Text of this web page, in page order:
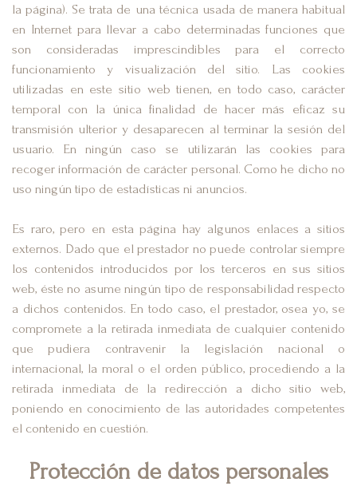
la página). Se trata de una técnica usada de manera habitual
en Internet para llevar a cabo determinadas funciones que
son consideradas imprescindibles para el correcto
funcionamiento y visualización del sitio. Las cookies
utilizadas en este sitio web tienen, en todo caso, carácter
temporal con la única finalidad de hacer más eficaz su
transmisión ulterior y desaparecen al terminar la sesión del
usuario. En ningún caso se utilizarán las cookies para
recoger información de carácter personal. Como he dicho no
uso ningún tipo de estadísticas ni anuncios.
Es raro, pero en esta página hay algunos enlaces a sitios
externos. Dado que el prestador no puede controlar siempre
los contenidos introducidos por los terceros en sus sitios
web, éste no asume ningún tipo de responsabilidad respecto
a dichos contenidos. En todo caso, el prestador, osea yo, se
compromete a la retirada inmediata de cualquier contenido
que pudiera contravenir la legislación nacional o
internacional, la moral o el orden público, procediendo a la
retirada inmediata de la redirección a dicho sitio web,
poniendo en conocimiento de las autoridades competentes
el contenido en cuestión.
Protección de datos personales